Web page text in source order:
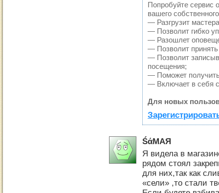
Попробуйте сервис
вашего
— Разгрузит
— Позволит гибко
— Разошлет
— Позволит принять
— Позволит
посещения;
— Поможет
— Включает в себя
Для новых
ŚάΜΑЯ
Я видела в
рядом стоял
для них,так как
«сели» ,то стали